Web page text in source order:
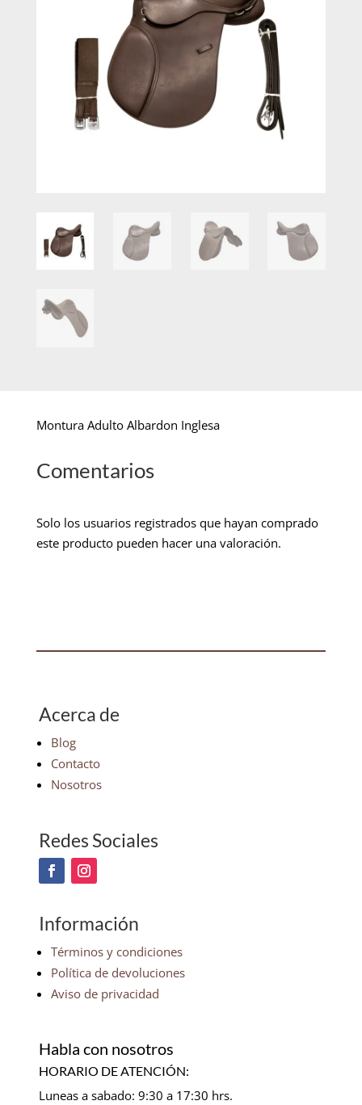
Montura Adulto Albardon Inglesa
Comentarios
Solo los usuarios registrados que hayan comprado
este producto pueden hacer una valoración.
Acerca de
Blog
Contacto
Nosotros
Redes Sociales
Información
Términos y condiciones
Política de devoluciones
Aviso de privacidad
Habla con nosotros
HORARIO DE ATENCIÓN:
Luneas a sabado: 9:30 a 17:30 hrs.